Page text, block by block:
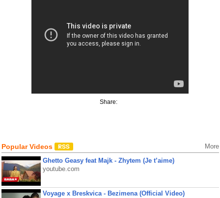
Share:
Popular Videos More
Ghetto Geasy feat Majk - Zhytem (Je t’aime)
youtube.com
Voyage x Breskvica - Bezimena (Official Video)